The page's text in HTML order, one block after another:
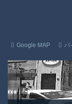
Google MAP バ